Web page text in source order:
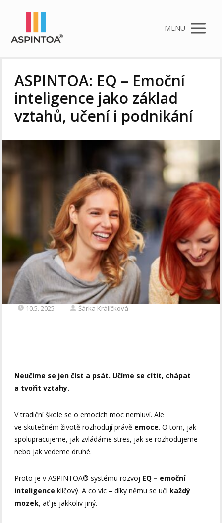
MENU
ASPINTOA: EQ – Emoční
inteligence jako základ
vztahů, učení i podnikání
10.5. 2025 Šárka Králíčková
Neučíme se jen číst a psát. Učíme se cítit, chápat
a tvořit vztahy.
V tradiční škole se o emocích moc nemluví. Ale
ve skutečném životě rozhodují právě emoce. O tom, jak
spolupracujeme, jak zvládáme stres, jak se rozhodujeme
nebo jak vedeme druhé.
Proto je v ASPINTOA® systému rozvoj EQ – emoční
inteligence klíčový. A co víc – díky němu se učí každý
mozek, ať je jakkoliv jiný.